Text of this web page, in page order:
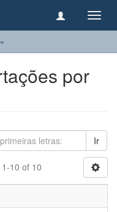
por
Ir
10 of 10